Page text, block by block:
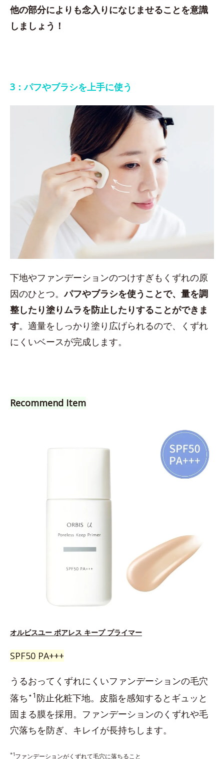
他の部分によりも念入りになじませることを意識
しましょう！
3：パフやブラシを上手に使う
下地やファンデーションのつけすぎもくずれの原
因のひとつ。パフやブラシを使うことで、量を調
整したり塗りムラを防止したりすることができま
す。適量をしっかり塗り広げられるので、くずれ
にくいベースが完成します。
Recommend Item
オルビスユー ポアレス キープ プライマー
SPF50 PA+++
うるおってくずれにくいファンデーションの毛穴
落ち ⋆1 防止化粧下地。皮脂を感知するとギュッと
固まる膜を採用。ファンデーションのくずれや毛
穴落ちを防ぎ、キレイが長持ちします。
*1ファンデーションがくずれて毛穴に落ちること